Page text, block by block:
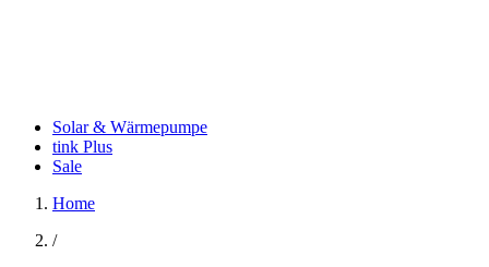
Solar & Wärmepumpe
tink Plus
Sale
Home
/